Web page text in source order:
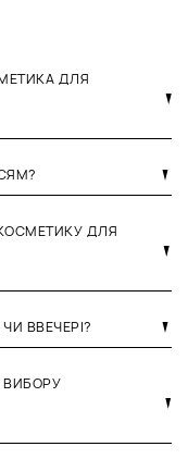
ДЛЯ
ДЛЯ
ВВЕЧЕРІ?
ВИБОРУ